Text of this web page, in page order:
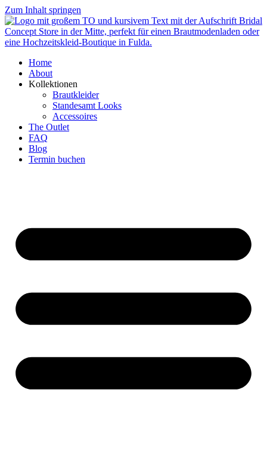
Zum Inhalt springen
Home
About
Kollektionen
Brautkleider
Standesamt Looks
Accessoires
The Outlet
FAQ
Blog
Termin buchen